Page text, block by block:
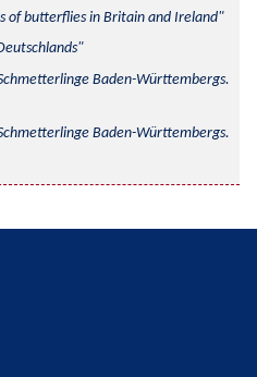
of butterflies in Britain and Ireland
Baden-Württembergs.
Baden-Württembergs.